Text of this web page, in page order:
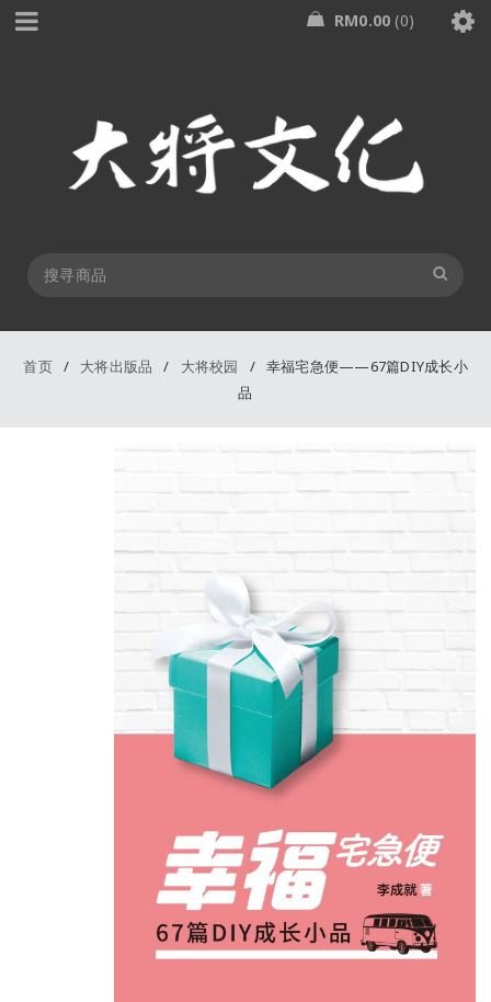
RM0.00 0
首页 / 大将出版品 / 大将校园 / 幸福宅急便——67篇DIY成长小
品